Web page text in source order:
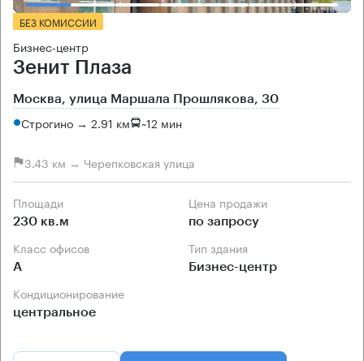
БЕЗ КОМИССИИ
Бизнес-центр
Зенит Плаза
Москва, улица Маршала Прошлякова, 30
Строгино → 2.91 км ~12 мин
3.43 км → Черепковская улица
Площади
230 кв.м
Цена продажи
по запросу
Класс офисов
А
Тип здания
Бизнес-центр
Кондиционирование
центральное